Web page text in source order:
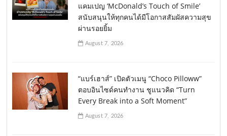
แคมเปญ ‘McDonald’s Touch of Smile’
สนับสนุนให้ทุกคนได้มีโอกาสสัมผัสความสุข
ผ่านรอยยิ้ม
August 7, 2026
“แบร์เฮาส์” เปิดตัวเมนู “Choco Pilloww”
ตอบอินไซด์คนทำงาน ชูแนวคิด “Turn
Every Break into a Soft Moment”
August 7, 2026